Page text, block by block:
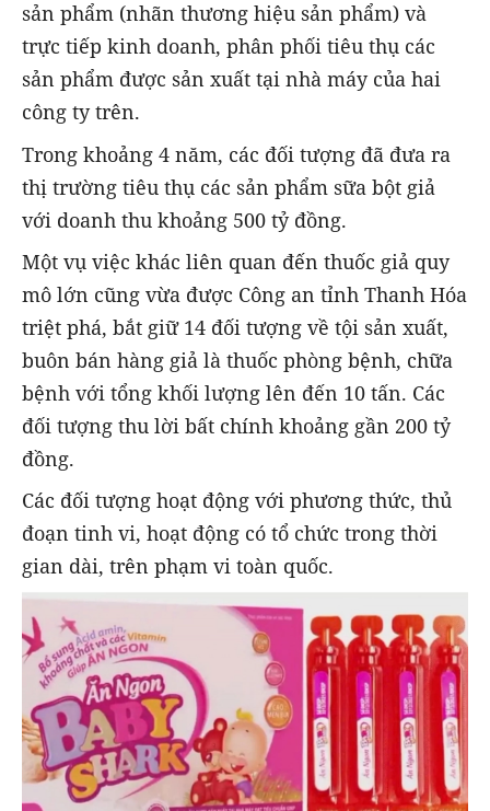
sản phẩm (nhãn thương hiệu sản phẩm) và
trực tiếp kinh doanh, phân phối tiêu thụ các
sản phẩm được sản xuất tại nhà máy của hai
công ty trên.
Trong khoảng 4 năm, các đối tượng đã đưa ra
thị trường tiêu thụ các sản phẩm sữa bột giả
với doanh thu khoảng 500 tỷ đồng.
Một vụ việc khác liên quan đến thuốc giả quy
mô lớn cũng vừa được Công an tỉnh Thanh Hóa
triệt phá, bắt giữ 14 đối tượng về tội sản xuất,
buôn bán hàng giả là thuốc phòng bệnh, chữa
bệnh với tổng khối lượng lên đến 10 tấn. Các
đối tượng thu lời bất chính khoảng gần 200 tỷ
đồng.
Các đối tượng hoạt động với phương thức, thủ
đoạn tinh vi, hoạt động có tổ chức trong thời
gian dài, trên phạm vi toàn quốc.